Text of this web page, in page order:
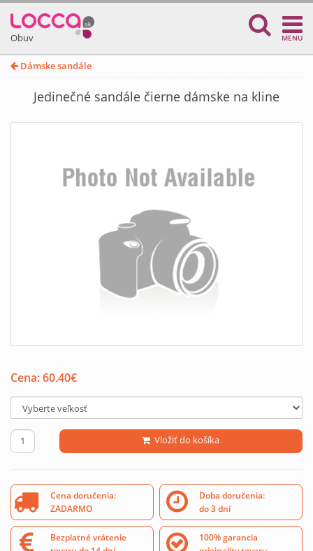
Obuv MENU
Dámske sandále
Jedinečné sandále čierne dámske na kline
Cena:60.40€
Vložiť do košíka
Cena doručenia:
ZADARMO
Doba doručenia:
do 3 dní
Bezplatné vrátenie
100% garancia